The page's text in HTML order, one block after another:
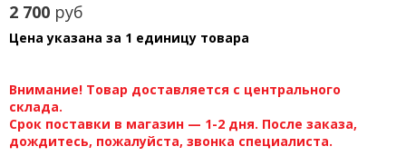
2 700 руб
Цена указана за 1 единицу товара
Внимание! Товар доставляется с центрального
склада.
Срок поставки в магазин — 1-2 дня. После заказа,
дождитесь, пожалуйста, звонка специалиста.